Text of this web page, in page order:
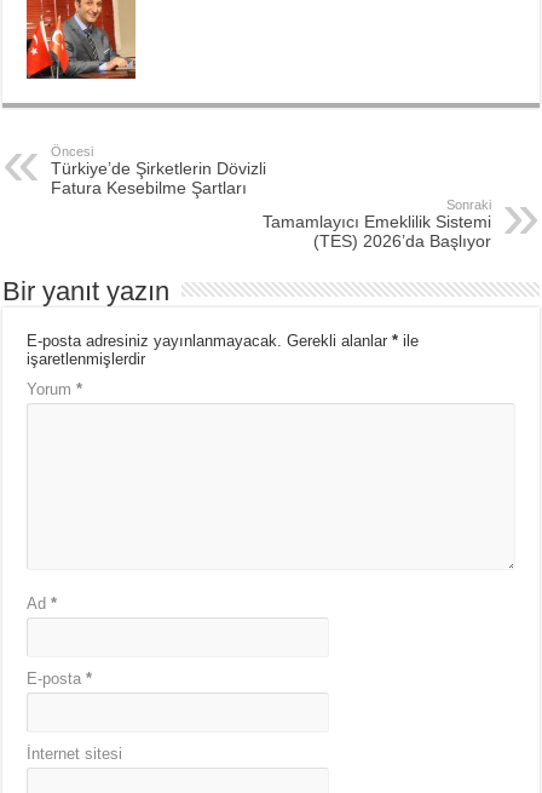
Öncesi
Türkiye’de Şirketlerin Dövizli
Fatura Kesebilme Şartları
Sonraki
Tamamlayıcı Emeklilik Sistemi
(TES) 2026’da Başlıyor
Bir yanıt yazın
E-posta adresiniz yayınlanmayacak. Gerekli alanlar* ile
işaretlenmişlerdir
Yorum*
Ad*
E-posta*
İnternet sitesi